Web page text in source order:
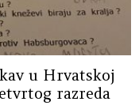
u Hrvatskoj
razreda